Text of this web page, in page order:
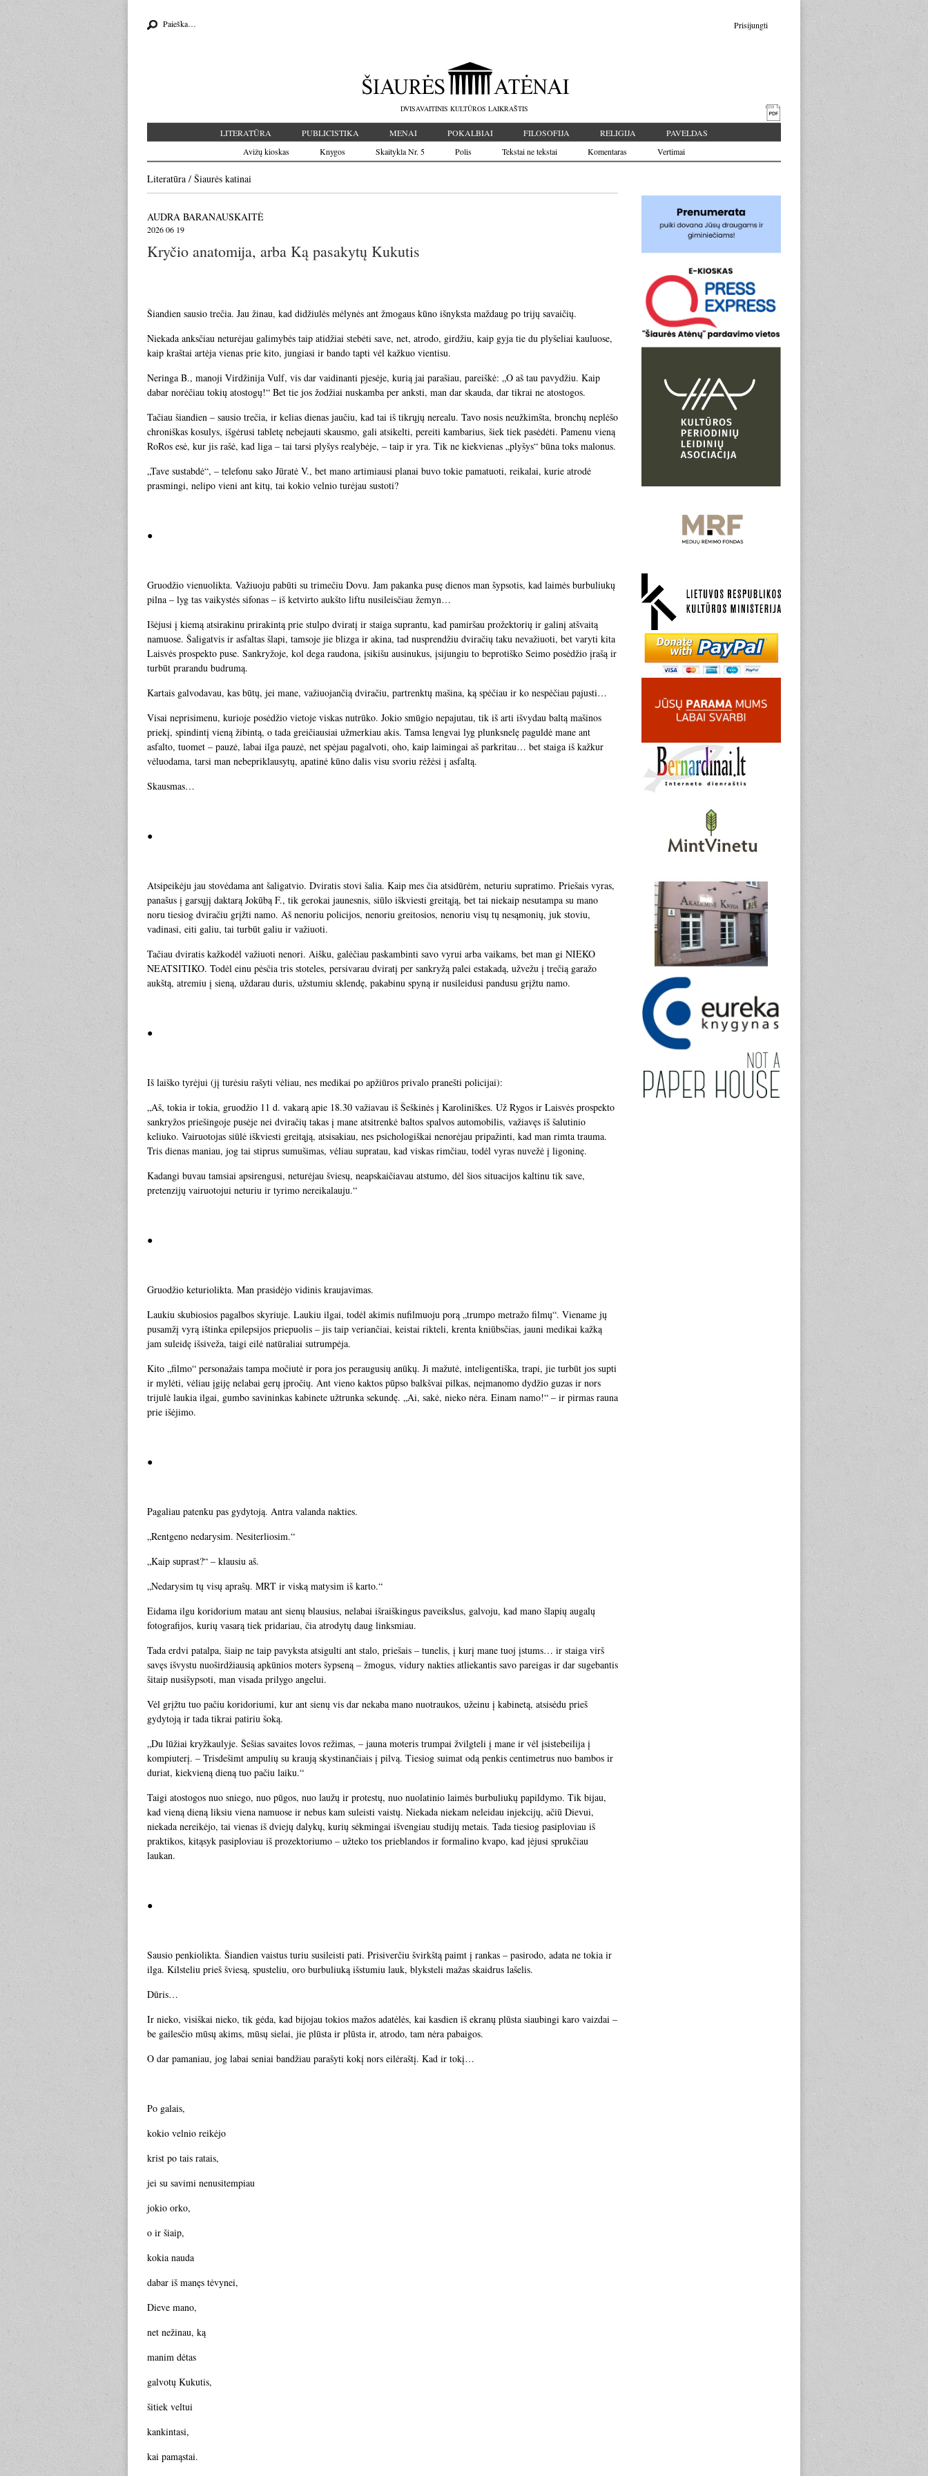
Prisijungti
Search for:
DVISAVAITINIS KULTŪROS LAIKRAŠTIS
LITERATŪRA PUBLICISTIKA MENAI POKALBIAI FILOSOFIJA RELIGIJA
PAVELDAS
Avižų kioskas
Knygos Skaitykla Nr. 5 Polis Tekstai ne tekstai Komentaras Vertimai
Literatūra / Šiaurės katinai
AUDRA BARANAUSKAITĖ
2026 06 19
Kryčio anatomija, arba Ką pasakytų Kukutis
Šiandien sausio trečia. Jau žinau, kad didžiulės mėlynės ant žmogaus kūno išnyksta maždaug po trijų savaičių.
Niekada anksčiau neturėjau galimybės taip atidžiai stebėti save, net, atrodo, girdžiu, kaip gyja tie du plyšeliai kauluose,
kaip kraštai artėja vienas prie kito, jungiasi ir bando tapti vėl kažkuo vientisu.
Neringa B., manoji Virdžinija Vulf, vis dar vaidinanti pjesėje, kurią jai parašiau, pareiškė: „O aš tau pavydžiu. Kaip
dabar norėčiau tokių atostogų!“ Bet tie jos žodžiai nuskamba per anksti, man dar skauda, dar tikrai ne atostogos.
Tačiau šiandien – sausio trečia, ir kelias dienas jaučiu, kad tai iš tikrųjų nerealu. Tavo nosis neužkimšta, bronchų neplėšo
chroniškas kosulys, išgėrusi tabletę nebejauti skausmo, gali atsikelti, pereiti kambarius, šiek tiek pasėdėti. Pamenu vieną
RoRos esė, kur jis rašė, kad liga – tai tarsi plyšys realybėje, – taip ir yra. Tik ne kiekvienas „plyšys“ būna toks malonus.
„Tave sustabdė“, – telefonu sako Jūratė V., bet mano artimiausi planai buvo tokie pamatuoti, reikalai, kurie atrodė
prasmingi, nelipo vieni ant kitų, tai kokio velnio turėjau sustoti?
●
Gruodžio vienuolikta. Važiuoju pabūti su trimečiu Dovu. Jam pakanka pusę dienos man šypsotis, kad laimės burbuliukų
pilna – lyg tas vaikystės sifonas – iš ketvirto aukšto liftu nusileisčiau žemyn…
Išėjusi į kiemą atsirakinu prirakintą prie stulpo dviratį ir staiga suprantu, kad pamiršau prožektorių ir galinį atšvaitą
namuose. Šaligatvis ir asfaltas šlapi, tamsoje jie blizga ir akina, tad nusprendžiu dviračių taku nevažiuoti, bet varyti kita
Laisvės prospekto puse. Sankryžoje, kol dega raudona, įsikišu ausinukus, įsijungiu to beprotiško Seimo posėdžio įrašą ir
turbūt prarandu budrumą.
Kartais galvodavau, kas būtų, jei mane, važiuojančią dviračiu, partrenktų mašina, ką spėčiau ir ko nespėčiau pajusti…
Visai neprisimenu, kurioje posėdžio vietoje viskas nutrūko. Jokio smūgio nepajutau, tik iš arti išvydau baltą mašinos
priekį, spindintį vieną žibintą, o tada greičiausiai užmerkiau akis. Tamsa lengvai lyg plunksnelę paguldė mane ant
asfalto, tuomet – pauzė, labai ilga pauzė, net spėjau pagalvoti, oho, kaip laimingai aš parkritau… bet staiga iš kažkur
vėluodama, tarsi man nebepriklausytų, apatinė kūno dalis visu svoriu rėžėsi į asfaltą.
Skausmas…
●
Atsipeikėju jau stovėdama ant šaligatvio. Dviratis stovi šalia. Kaip mes čia atsidūrėm, neturiu supratimo. Priešais vyras,
panašus į garsųjį daktarą Jokūbą F., tik gerokai jaunesnis, siūlo iškviesti greitąją, bet tai niekaip nesutampa su mano
noru tiesiog dviračiu grįžti namo. Aš nenoriu policijos, nenoriu greitosios, nenoriu visų tų nesąmonių, juk stoviu,
vadinasi, eiti galiu, tai turbūt galiu ir važiuoti.
Tačiau dviratis kažkodėl važiuoti nenori. Aišku, galėčiau paskambinti savo vyrui arba vaikams, bet man gi NIEKO
NEATSITIKO. Todėl einu pėsčia tris stoteles, persivarau dviratį per sankryžą palei estakadą, užvežu į trečią garažo
aukštą, atremiu į sieną, uždarau duris, užstumiu sklendę, pakabinu spyną ir nusileidusi pandusu grįžtu namo.
●
Iš laiško tyrėjui (jį turėsiu rašyti vėliau, nes medikai po apžiūros privalo pranešti policijai):
„Aš, tokia ir tokia, gruodžio 11 d. vakarą apie 18.30 važiavau iš Šeškinės į Karoliniškes. Už Rygos ir Laisvės prospekto
sankryžos priešingoje pusėje nei dviračių takas į mane atsitrenkė baltos spalvos automobilis, važiavęs iš šalutinio
keliuko. Vairuotojas siūlė iškviesti greitąją, atsisakiau, nes psichologiškai nenorėjau pripažinti, kad man rimta trauma.
Tris dienas maniau, jog tai stiprus sumušimas, vėliau supratau, kad viskas rimčiau, todėl vyras nuvežė į ligoninę.
Kadangi buvau tamsiai apsirengusi, neturėjau šviesų, neapskaičiavau atstumo, dėl šios situacijos kaltinu tik save,
pretenzijų vairuotojui neturiu ir tyrimo nereikalauju.“
●
Gruodžio keturiolikta. Man prasidėjo vidinis kraujavimas.
Laukiu skubiosios pagalbos skyriuje. Laukiu ilgai, todėl akimis nufilmuoju porą „trumpo metražo filmų“. Viename jų
pusamžį vyrą ištinka epilepsijos priepuolis – jis taip veriančiai, keistai rikteli, krenta kniūbsčias, jauni medikai kažką
jam suleidę išsiveža, taigi eilė natūraliai sutrumpėja.
Kito „filmo“ personažais tampa močiutė ir pora jos peraugusių anūkų. Ji mažutė, inteligentiška, trapi, jie turbūt jos supti
ir mylėti, vėliau įgiję nelabai gerų įpročių. Ant vieno kaktos pūpso balkšvai pilkas, neįmanomo dydžio guzas ir nors
trijulė laukia ilgai, gumbo savininkas kabinete užtrunka sekundę. „Ai, sakė, nieko nėra. Einam namo!“ – ir pirmas rauna
prie išėjimo.
●
Pagaliau patenku pas gydytoją. Antra valanda nakties.
„Rentgeno nedarysim. Nesiterliosim.“
„Kaip suprast?“ – klausiu aš.
„Nedarysim tų visų aprašų. MRT ir viską matysim iš karto.“
Eidama ilgu koridorium matau ant sienų blausius, nelabai išraiškingus paveikslus, galvoju, kad mano šlapių augalų
fotografijos, kurių vasarą tiek pridariau, čia atrodytų daug linksmiau.
Tada erdvi patalpa, šiaip ne taip pavyksta atsigulti ant stalo, priešais – tunelis, į kurį mane tuoj įstums… ir staiga virš
savęs išvystu nuoširdžiausią apkūnios moters šypseną – žmogus, vidury nakties atliekantis savo pareigas ir dar sugebantis
šitaip nusišypsoti, man visada prilygo angelui.
Vėl grįžtu tuo pačiu koridoriumi, kur ant sienų vis dar nekaba mano nuotraukos, užeinu į kabinetą, atsisėdu prieš
gydytoją ir tada tikrai patiriu šoką.
„Du lūžiai kryžkaulyje. Šešias savaites lovos režimas, – jauna moteris trumpai žvilgteli į mane ir vėl įsistebeilija į
kompiuterį. – Trisdešimt ampulių su kraują skystinančiais į pilvą. Tiesiog suimat odą penkis centimetrus nuo bambos ir
duriat, kiekvieną dieną tuo pačiu laiku.“
Taigi atostogos nuo sniego, nuo pūgos, nuo laužų ir protestų, nuo nuolatinio laimės burbuliukų papildymo. Tik bijau,
kad vieną dieną liksiu viena namuose ir nebus kam suleisti vaistų. Niekada niekam neleidau injekcijų, ačiū Dievui,
niekada nereikėjo, tai vienas iš dviejų dalykų, kurių sėkmingai išvengiau studijų metais. Tada tiesiog pasiploviau iš
praktikos, kitąsyk pasiploviau iš prozektoriumo – užteko tos prieblandos ir formalino kvapo, kad įėjusi sprukčiau
laukan.
●
Sausio penkiolikta. Šiandien vaistus turiu susileisti pati. Prisiverčiu švirkštą paimt į rankas – pasirodo, adata ne tokia ir
ilga. Kilsteliu prieš šviesą, spusteliu, oro burbuliuką išstumiu lauk, blyksteli mažas skaidrus lašelis.
Dūris…
Ir nieko, visiškai nieko, tik gėda, kad bijojau tokios mažos adatėlės, kai kasdien iš ekranų plūsta siaubingi karo vaizdai –
be gailesčio mūsų akims, mūsų sielai, jie plūsta ir plūsta ir, atrodo, tam nėra pabaigos.
O dar pamaniau, jog labai seniai bandžiau parašyti kokį nors eilėraštį. Kad ir tokį…
Po galais,
kokio velnio reikėjo
krist po tais ratais,
jei su savimi nenusitempiau
jokio orko,
o ir šiaip,
kokia nauda
dabar iš manęs tėvynei,
Dieve mano,
net nežinau, ką
manim dėtas
galvotų Kukutis,
šitiek veltui
kankintasi,
kai pamąstai.